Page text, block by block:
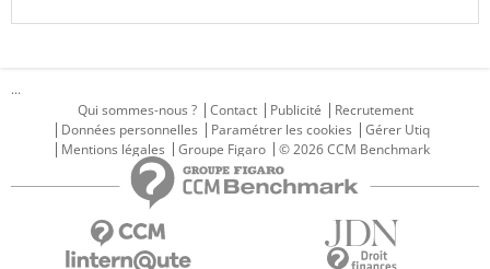
...
Qui sommes-nous ?
Contact Publicité
Recrutement
Données personnelles
Paramétrer les cookies
Gérer Utiq
Mentions légales
Groupe Figaro © 2026 CCM Benchmark